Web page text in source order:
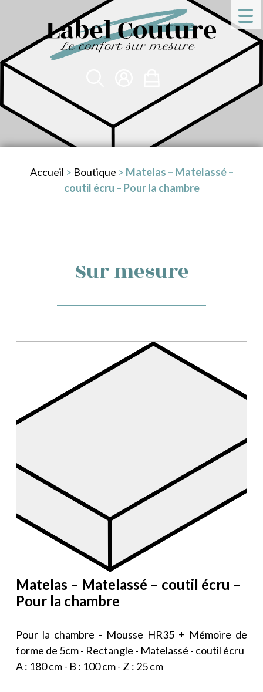
Accueil > Boutique > Matelas – Matelassé –
coutil écru – Pour la chambre
Sur mesure
Matelas – Matelassé – coutil écru –
Pour la chambre
Pour la chambre - Mousse HR35 + Mémoire de
forme de 5cm - Rectangle - Matelassé - coutil écru
A : 180 cm - B : 100 cm - Z : 25 cm